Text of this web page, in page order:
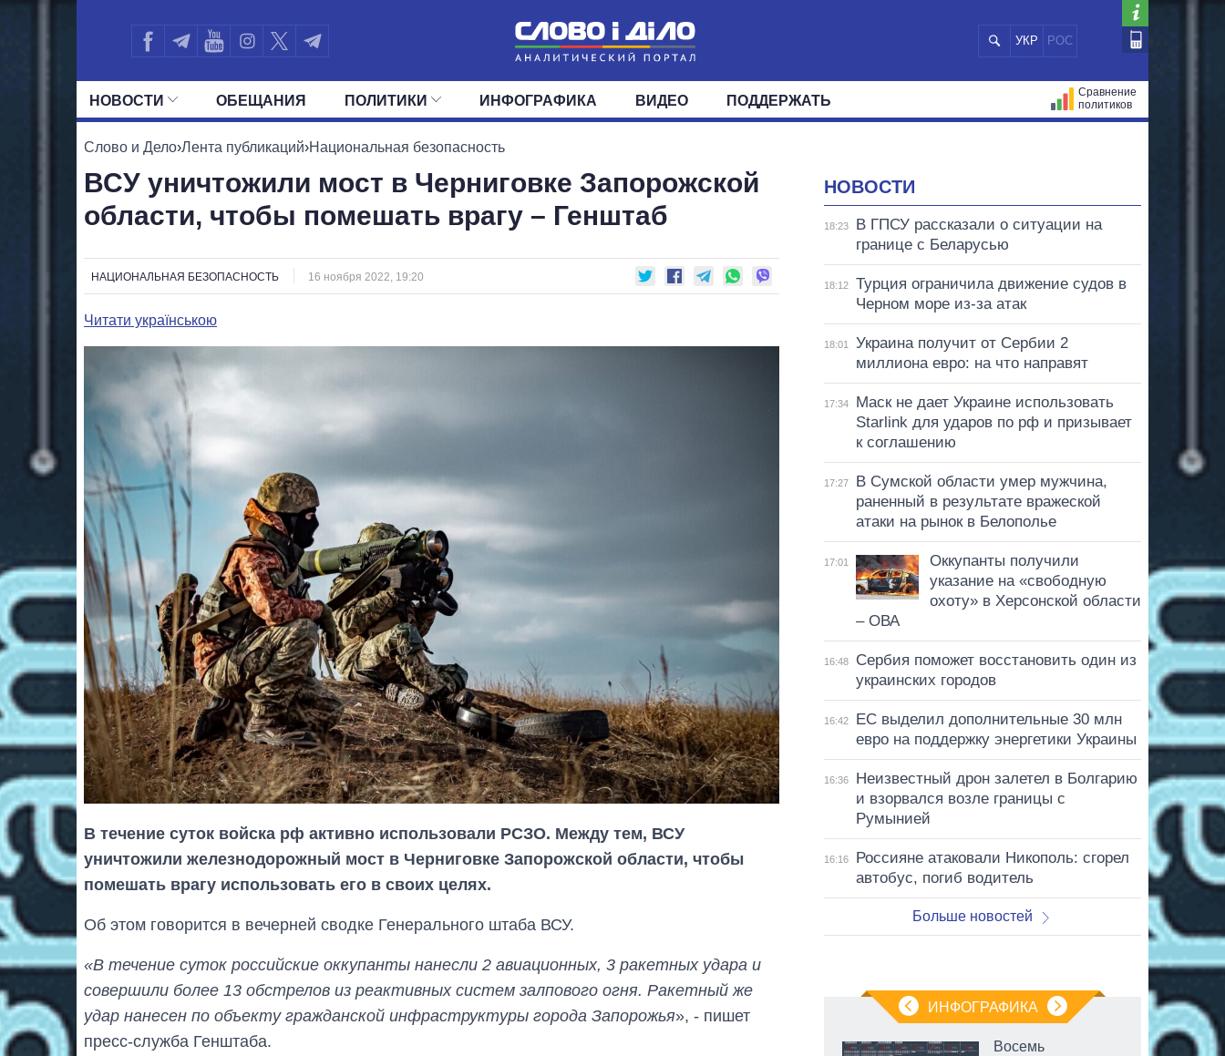
УКР РОС
НОВОСТИ
ЛЕНТА СОБЫТИЯ
ПОЛИТИКА ЭКОНОМИКА ОБЩЕСТВО МИР
ОБЕЩАНИЯ ПОЛИТИКИ
ВСЕ ПОЛИТИКИ ПРЕЗИДЕНТ И ОФИС ВЕРХОВНАЯ РАДА
ДЕПУТАТЫ КОМИТЕТЫ ФРАКЦИИ ОКРУГА
ИНФОГРАФИКА ВИДЕО ПОДДЕРЖАТЬ
Сравнение
политиков
Слово и Дело›Лента публикаций›Национальная безопасность
ВСУ уничтожили мост в Черниговке Запорожской
области, чтобы помешать врагу – Генштаб
НАЦИОНАЛЬНАЯ БЕЗОПАСНОСТЬ 16 ноября 2022, 19:20
Читати українською
В течение суток войска рф активно использовали РСЗО. Между тем, ВСУ
уничтожили железнодорожный мост в Черниговке Запорожской области, чтобы
помешать врагу использовать его в своих целях.
Об этом говорится в вечерней сводке Генерального штаба ВСУ.
«В течение суток российские оккупанты нанесли 2 авиационных, 3 ракетных удара и
совершили более 13 обстрелов из реактивных систем залпового огня. Ракетный же
удар нанесен по объекту гражданской инфраструктуры города Запорожья», - пишет
пресс-служба Генштаба.
НОВОСТИ
18:23
В ГПСУ рассказали о ситуации на
границе с Беларусью
18:12
Турция ограничила движение судов в
Черном море из-за атак
18:01
Украина получит от Сербии 2
миллиона евро: на что направят
17:34
Маск не дает Украине использовать
Starlink для ударов по рф и призывает
к соглашению
17:27
В Сумской области умер мужчина,
раненный в результате вражеской
атаки на рынок в Белополье
17:01
Оккупанты получили
указание на «свободную
охоту» в Херсонской области
– ОВА
16:48
Сербия поможет восстановить один из
украинских городов
16:42
ЕС выделил дополнительные 30 млн
евро на поддержку энергетики Украины
16:36
Неизвестный дрон залетел в Болгарию
и взорвался возле границы с
Румынией
16:16
Россияне атаковали Никополь: сгорел
автобус, погиб водитель
Больше новостей
ИНФОГРАФИКА
Восемь